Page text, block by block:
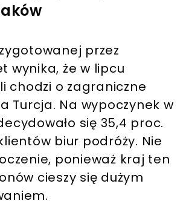
przez
wynika, że w lipcu
chodzi o zagraniczne
Turcja. Na wypoczynek w
się 35,4 proc.
biur podróży. Nie
ponieważ kraj ten
cieszy się dużym